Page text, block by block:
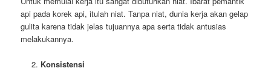
api pada korek api, itulah niat. Tanpa niat, dunia kerja akan gelap
gulita karena tidak jelas tujuannya apa serta tidak antusias
melakukannya.
Konsistensi